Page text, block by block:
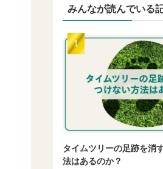
みんなが読んでいる
タイムツリーの足跡を消
法はあるのか？